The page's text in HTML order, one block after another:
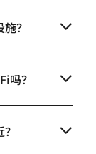
？
吗？